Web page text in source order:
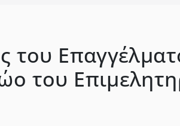
του
του